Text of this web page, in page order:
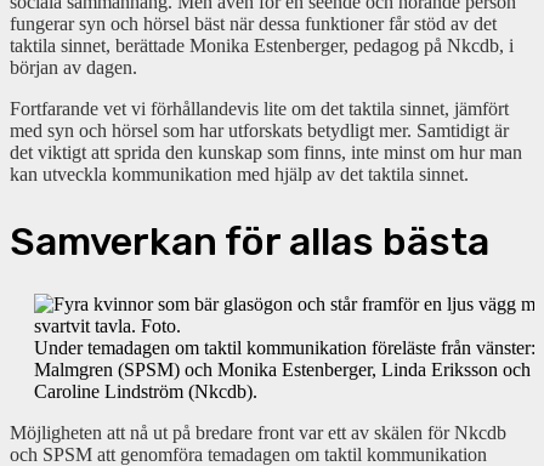
fungerar syn och hörsel bäst när dessa funktioner får stöd av det
taktila sinnet, berättade Monika Estenberger, pedagog på Nkcdb, i
början av dagen.
Fortfarande vet vi förhållandevis lite om det taktila sinnet, jämfört
med syn och hörsel som har utforskats betydligt mer. Samtidigt är
det viktigt att sprida den kunskap som finns, inte minst om hur man
kan utveckla kommunikation med hjälp av det taktila sinnet.
Samverkan för allas bästa
Under temadagen om taktil kommunikation föreläste från vänster:
Malmgren (SPSM) och Monika Estenberger, Linda Eriksson och
Caroline Lindström (Nkcdb).
Möjligheten att nå ut på bredare front var ett av skälen för Nkcdb
och SPSM att genomföra temadagen om taktil kommunikation